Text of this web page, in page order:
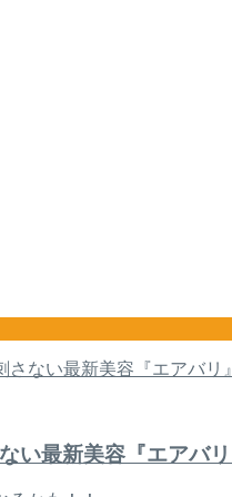
い最新美容『エアバ